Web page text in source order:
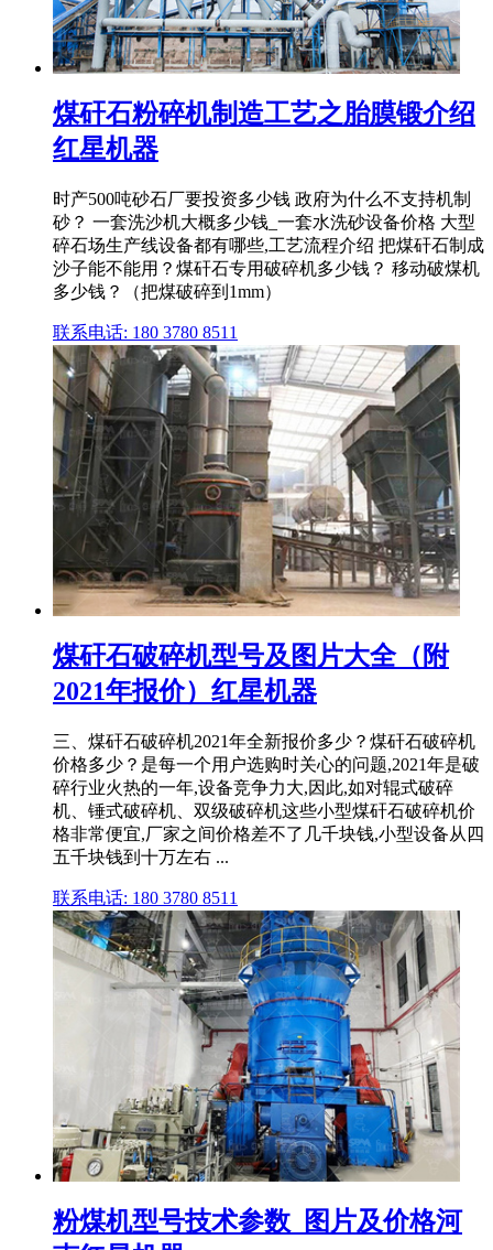
煤矸石粉碎机制造工艺之胎膜锻介绍
红星机器
时产500吨砂石厂要投资多少钱 政府为什么不支持机制
砂？ 一套洗沙机大概多少钱_一套水洗砂设备价格 大型
碎石场生产线设备都有哪些,工艺流程介绍 把煤矸石制成
沙子能不能用？煤矸石专用破碎机多少钱？ 移动破煤机
多少钱？（把煤破碎到1mm）
联系电话: 180 3780 8511
煤矸石破碎机型号及图片大全（附
2021年报价）红星机器
三、煤矸石破碎机2021年全新报价多少？煤矸石破碎机
价格多少？是每一个用户选购时关心的问题,2021年是破
碎行业火热的一年,设备竞争力大,因此,如对辊式破碎
机、锤式破碎机、双级破碎机这些小型煤矸石破碎机价
格非常便宜,厂家之间价格差不了几千块钱,小型设备从四
五千块钱到十万左右 ...
联系电话: 180 3780 8511
粉煤机型号技术参数_图片及价格河